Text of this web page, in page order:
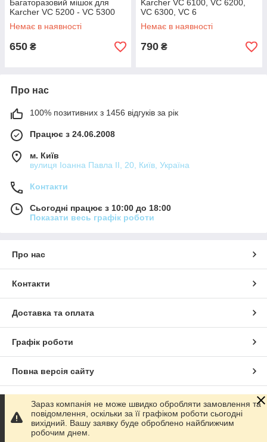
Багаторазовий мішок для
Karcher VC 5200 - VC 5300
Немає в наявності
650 ₴
Karcher VC 6100, VC 6200,
VC 6300, VC 6
Немає в наявності
790 ₴
Про нас
100% позитивних з 1456 відгуків за рік
Працює з 24.06.2008
м. Київ
вулиця Іоанна Павла ІІ, 20, Київ, Україна
Контакти
Сьогодні працює з 10:00 до 18:00
Показати весь графік роботи
Про нас
Контакти
Доставка та оплата
Графік роботи
Повна версія сайту
Сайт створено на маркетплейсі Prom.ua
Політика конфіденційності
Зараз компанія не може швидко обробляти замовлення та
повідомлення, оскільки за її графіком роботи сьогодні
вихідний. Вашу заявку буде оброблено найближчим
робочим днем.